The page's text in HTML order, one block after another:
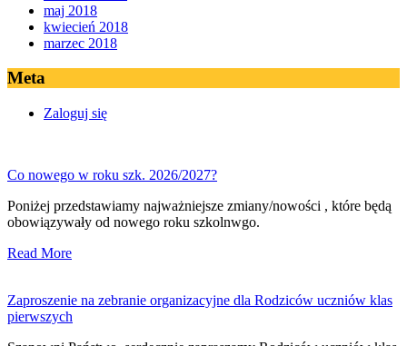
maj 2018
kwiecień 2018
marzec 2018
Meta
Zaloguj się
Co nowego w roku szk. 2026/2027?
Poniżej przedstawiamy najważniejsze zmiany/nowości , które będą
obowiązywały od nowego roku szkolnwgo.
Read More
Zaproszenie na zebranie organizacyjne dla Rodziców uczniów klas
pierwszych